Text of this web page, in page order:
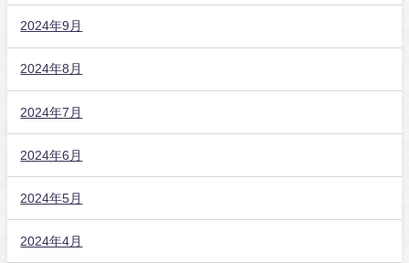
2024年9月
2024年8月
2024年7月
2024年6月
2024年5月
2024年4月